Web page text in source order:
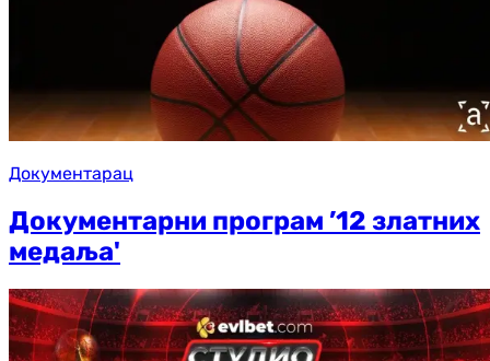
Документарац
Документарни програм ’12 златних
медаља'